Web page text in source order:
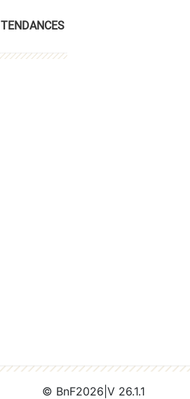
TENDANCES
© BnF2026 V 26.1.1